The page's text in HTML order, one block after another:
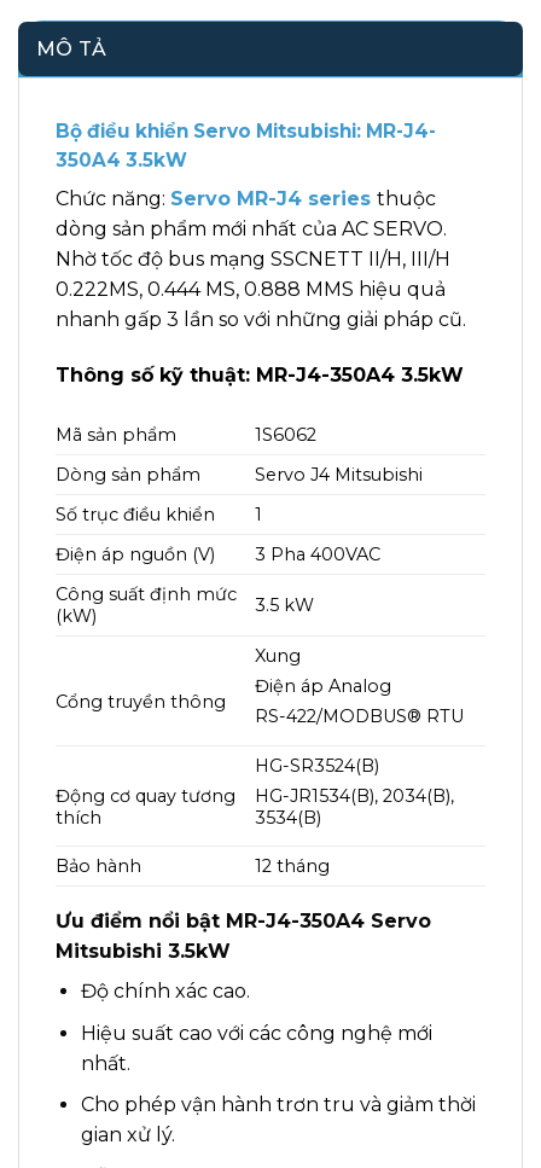
MÔ TẢ
Bộ điều khiển Servo Mitsubishi: MR-J4-
350A4 3.5kW
Chức năng: Servo MR-J4 series thuộc
dòng sản phẩm mới nhất của AC SERVO.
Nhờ tốc độ bus mạng SSCNETT II/H, III/H
0.222MS, 0.444 MS, 0.888 MMS hiệu quả
nhanh gấp 3 lần so với những giải pháp cũ.
Thông số kỹ thuật: MR-J4-350A4 3.5kW
Mã sản phẩm
1S6062
Dòng sản phẩm
Servo J4 Mitsubishi
Số trục điều khiển
1
Điện áp nguồn (V)
3 Pha 400VAC
Công suất định mức
(kW)
3.5 kW
Cổng truyền thông
Xung
Điện áp Analog
RS-422/MODBUS® RTU
Động cơ quay tương
thích
HG-SR3524(B)
HG-JR1534(B), 2034(B),
3534(B)
Bảo hành 12 tháng
Ưu điểm nổi bật MR-J4-350A4 Servo
Mitsubishi 3.5kW
Độ chính xác cao.
Hiệu suất cao với các công nghệ mới
nhất.
Cho phép vận hành trơn tru và giảm thời
gian xử lý.